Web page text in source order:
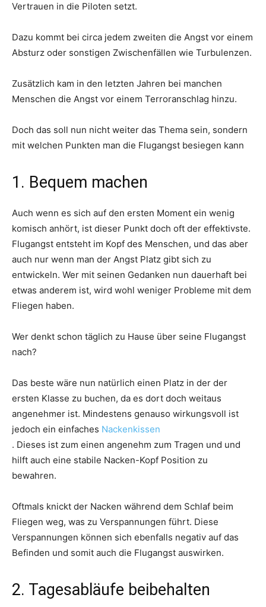
Vertrauen in die Piloten setzt.
Dazu kommt bei circa jedem zweiten die Angst vor einem
Absturz oder sonstigen Zwischenfällen wie Turbulenzen.
Zusätzlich kam in den letzten Jahren bei manchen
Menschen die Angst vor einem Terroranschlag hinzu.
Doch das soll nun nicht weiter das Thema sein, sondern
mit welchen Punkten man die Flugangst besiegen kann
1. Bequem machen
Auch wenn es sich auf den ersten Moment ein wenig
komisch anhört, ist dieser Punkt doch oft der effektivste.
Flugangst entsteht im Kopf des Menschen, und das aber
auch nur wenn man der Angst Platz gibt sich zu
entwickeln. Wer mit seinen Gedanken nun dauerhaft bei
etwas anderem ist, wird wohl weniger Probleme mit dem
Fliegen haben.
Wer denkt schon täglich zu Hause über seine Flugangst
nach?
Das beste wäre nun natürlich einen Platz in der der
ersten Klasse zu buchen, da es dort doch weitaus
angenehmer ist. Mindestens genauso wirkungsvoll ist
jedoch ein einfaches Nackenkissen
. Dieses ist zum einen angenehm zum Tragen und und
hilft auch eine stabile Nacken-Kopf Position zu
bewahren.
Oftmals knickt der Nacken während dem Schlaf beim
Fliegen weg, was zu Verspannungen führt. Diese
Verspannungen können sich ebenfalls negativ auf das
Befinden und somit auch die Flugangst auswirken.
2. Tagesabläufe beibehalten